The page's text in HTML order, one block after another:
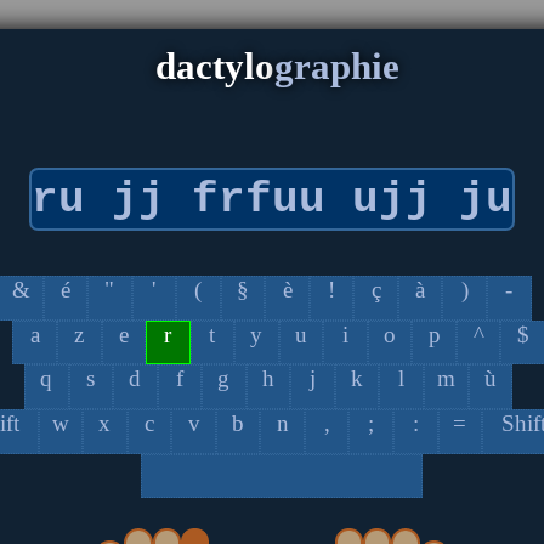
dactylographie
& é " ' ( § è ! ç à )
-
a
z e r t y u i o p ^
$
q
s d f g h j k l m
ù
w x c v b n , ; : =